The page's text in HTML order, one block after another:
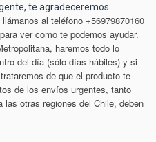
te agradeceremos
llámanos al teléfono +56979870160
ver como te podemos ayudar.
haremos todo lo
del día (sólo días hábiles) y si
de que el producto te
de los envíos urgentes, tanto
las otras regiones del Chile, deben